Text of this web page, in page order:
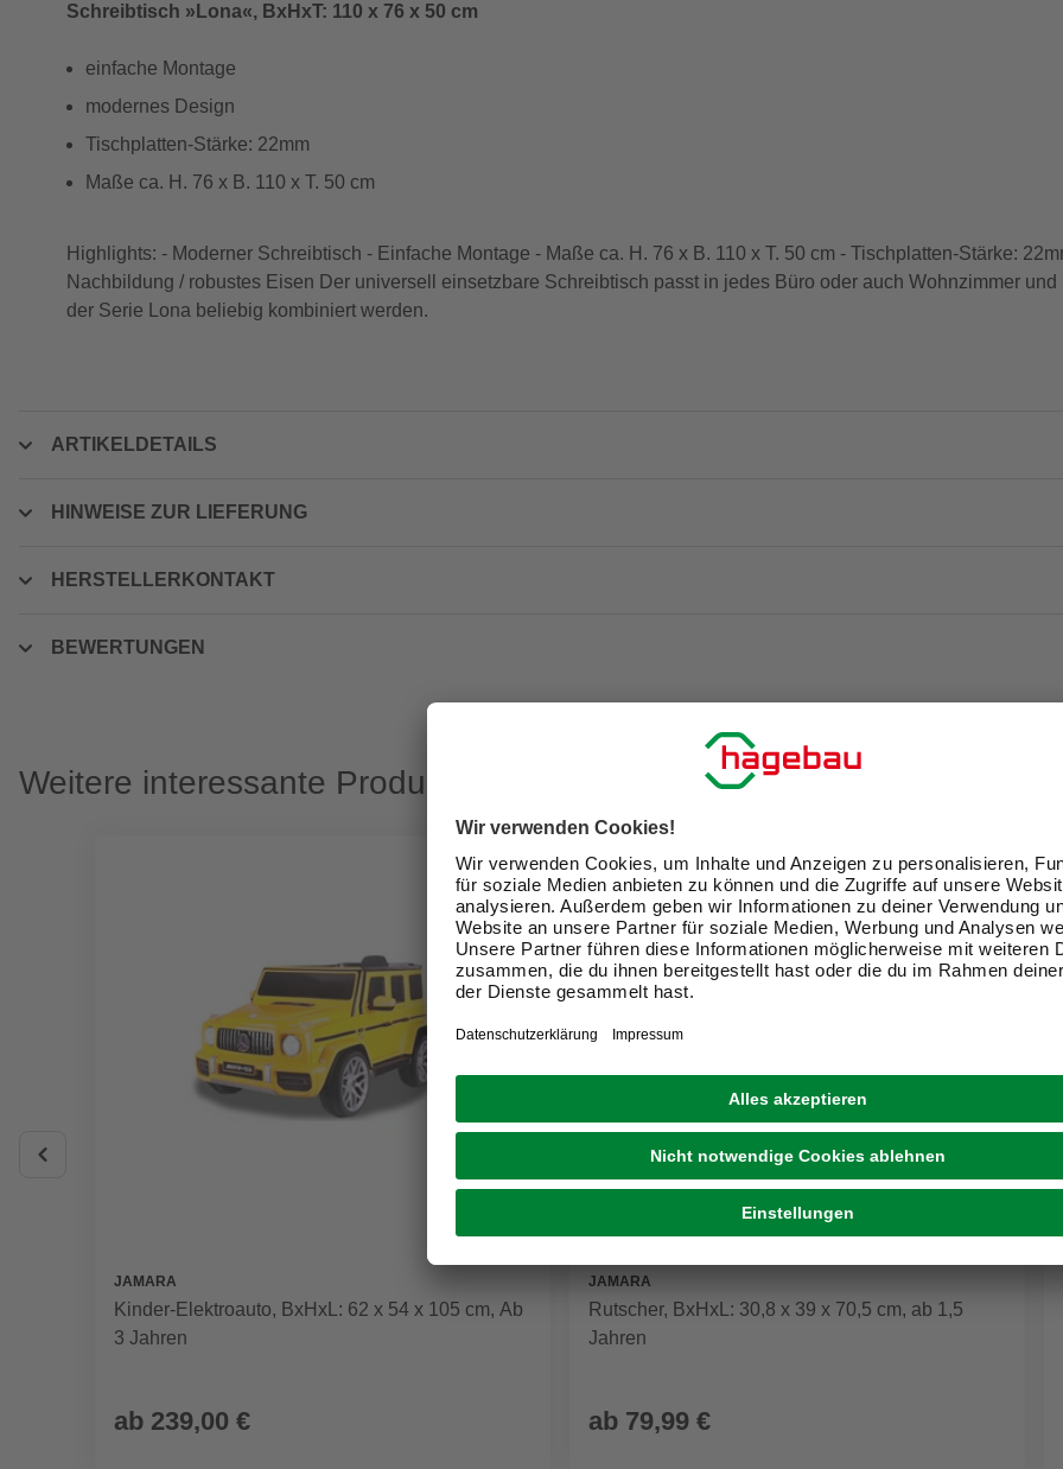
Schreibtisch »Lona«, BxHxT: 110 x 76 x 50 cm
einfache Montage
modernes Design
Tischplatten-Stärke: 22mm
Maße ca. H. 76 x B. 110 x T. 50 cm
Highlights: - Moderner Schreibtisch - Einfache Montage - Maße ca. H. 76 x B. 110 x T. 50 cm - Tischplatten-Stärke:
Nachbildung / robustes Eisen Der universell einsetzbare Schreibtisch passt in jedes Büro oder auch Wohnzimmer
der Serie Lona beliebig kombiniert werden.
ARTIKELDETAILS
HINWEISE ZUR LIEFERUNG
HERSTELLERKONTAKT
BEWERTUNGEN
Weitere interessante Produkte
JAMARA
Kinder-Elektroauto, BxHxL: 62 x 54 x 105 cm, Ab
3 Jahren
ab 239,00 €
JAMARA
Rutscher, BxHxL: 30,8 x 39 x 70,5 cm, ab 1,5
Jahren
ab 79,99 €